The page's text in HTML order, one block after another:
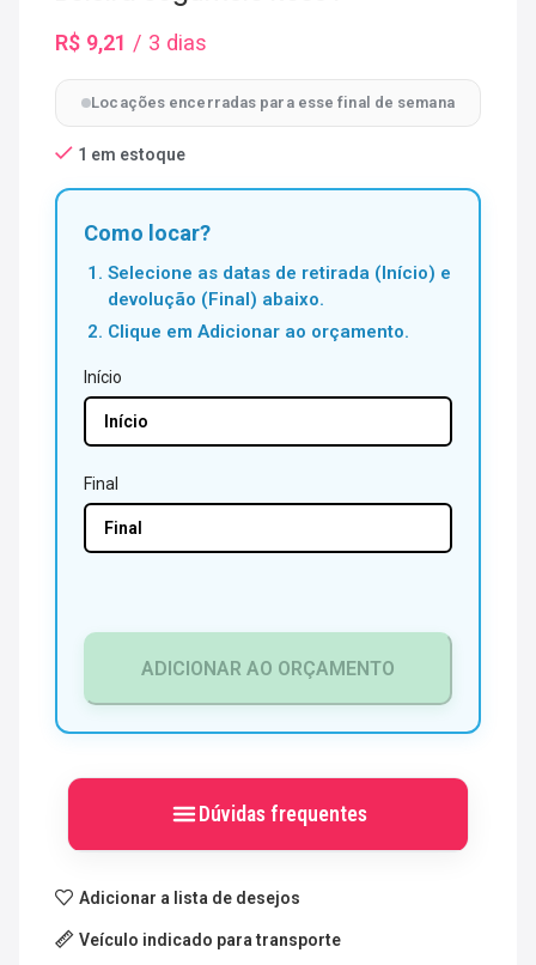
R$ 9,21 / 3 dias
Locações encerradas para esse final de semana
1 em estoque
Como locar?
Selecione as datas de retirada (Início) e
devolução (Final) abaixo.
Clique em Adicionar ao orçamento.
Início
Final
ADICIONAR AO ORÇAMENTO
Dúvidas frequentes
Quer alugar para este final de
semana? Faça sua reserva até
quinta-feira às 12:00 e retire na
Adicionar a lista de desejos
Veículo indicado para transporte